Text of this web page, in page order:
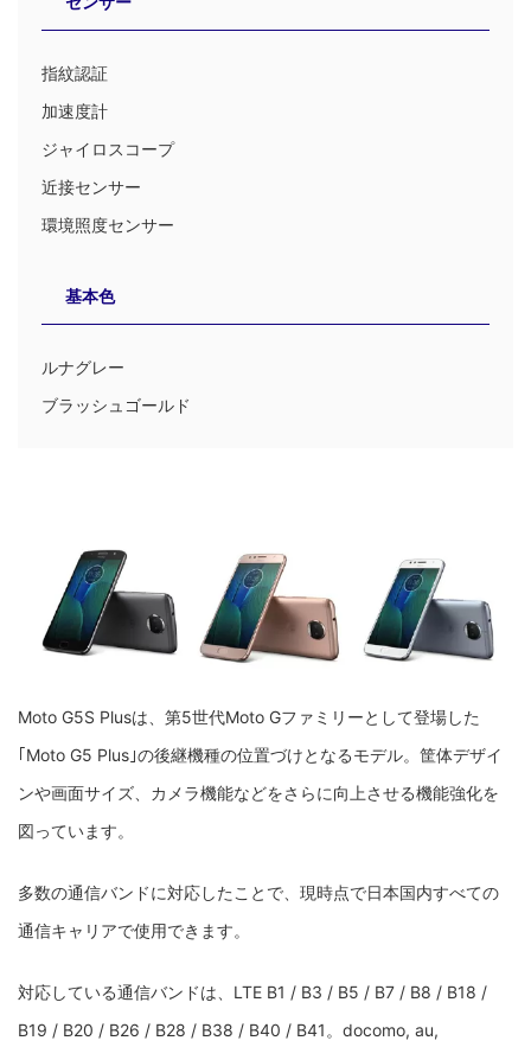
指紋認証
加速度計
ジャイロスコープ
近接センサー
環境照度センサー
基本色
ルナグレー
ブラッシュゴールド
Moto G5S Plusは、第5世代Moto Gファミリーとして登場した
｢Moto G5 Plus｣の後継機種の位置づけとなるモデル。筐体デザイ
ンや画面サイズ、カメラ機能などをさらに向上させる機能強化を
図っています。
多数の通信バンドに対応したことで、現時点で日本国内すべての
通信キャリアで使用できます。
対応している通信バンドは、LTE B1 / B3 / B5 / B7 / B8 / B18 /
B19 / B20 / B26 / B28 / B38 / B40 / B41。docomo, au,